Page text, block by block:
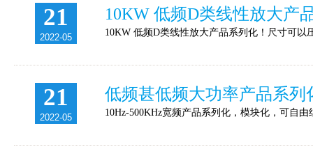
21
2022-05
10KW 低频D类线性放大产
10KW 低频D类线性放大产品系列化！尺寸可以
21
2022-05
低频甚低频大功率产品系列
10Hz-500KHz宽频产品系列化，模块化，可自